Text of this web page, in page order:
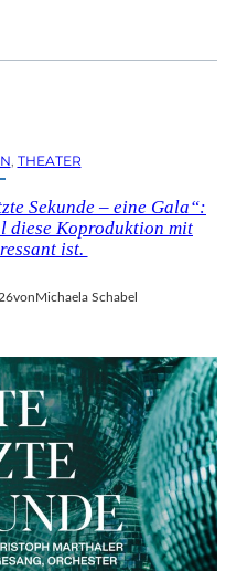
W
S
C
H
N
N
S
T
Ü
H
L
E
N
“
THEATER
Sekunde – eine Gala“:
diese Koproduktion mit
ist.
vonMichaela Schabel